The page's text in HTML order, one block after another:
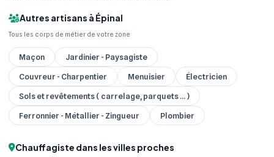
Autres artisans à Épinal
Tous les corps de métier de votre zone
Maçon
Jardinier - Paysagiste
Couvreur - Charpentier
Menuisier
Électricien
Sols et revêtements ( carrelage, parquets ... )
Ferronnier - Métallier - Zingueur
Plombier
Chauffagiste dans les villes proches